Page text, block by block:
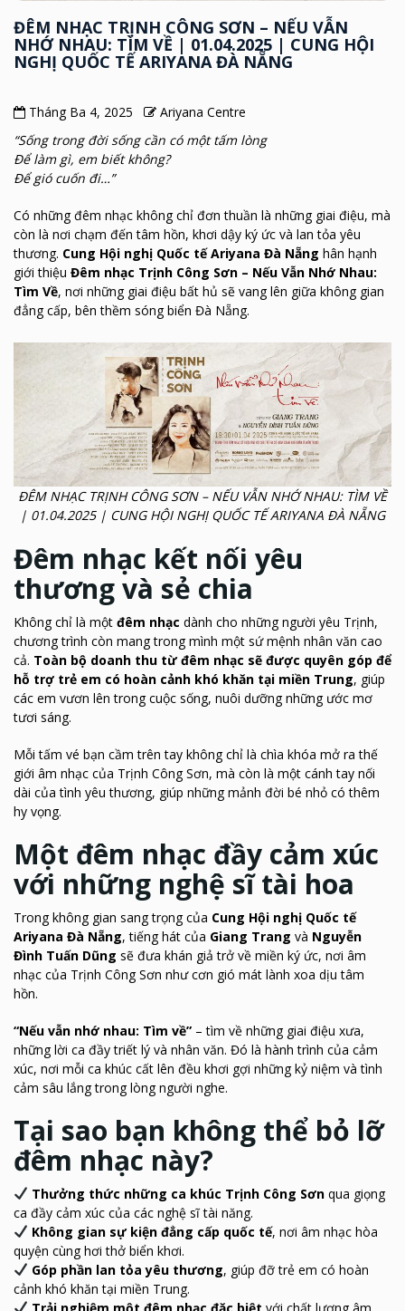
ĐÊM NHẠC TRỊNH CÔNG SƠN – NẾU VẪN
NHỚ NHAU: TÌM VỀ | 01.04.2025 | CUNG HỘI
NGHỊ QUỐC TẾ ARIYANA ĐÀ NẴNG
Tháng Ba 4, 2025
Ariyana Centre
“Sống trong đời sống cần có một tấm lòng
Để làm gì, em biết không?
Để gió cuốn đi…”
Có những đêm nhạc không chỉ đơn thuần là những giai điệu, mà
còn là nơi chạm đến tâm hồn, khơi dậy ký ức và lan tỏa yêu
thương. Cung Hội nghị Quốc tế Ariyana Đà Nẵng hân hạnh
giới thiệu Đêm nhạc Trịnh Công Sơn – Nếu Vẫn Nhớ Nhau:
Tìm Về, nơi những giai điệu bất hủ sẽ vang lên giữa không gian
đẳng cấp, bên thềm sóng biển Đà Nẵng.
ĐÊM NHẠC TRỊNH CÔNG SƠN – NẾU VẪN NHỚ NHAU: TÌM VỀ
| 01.04.2025 | CUNG HỘI NGHỊ QUỐC TẾ ARIYANA ĐÀ NẴNG
Đêm nhạc kết nối yêu
thương và sẻ chia
Không chỉ là một đêm nhạc dành cho những người yêu Trịnh,
chương trình còn mang trong mình một sứ mệnh nhân văn cao
cả. Toàn bộ doanh thu từ đêm nhạc sẽ được quyên góp để
hỗ trợ trẻ em có hoàn cảnh khó khăn tại miền Trung, giúp
các em vươn lên trong cuộc sống, nuôi dưỡng những ước mơ
tươi sáng.
Mỗi tấm vé bạn cầm trên tay không chỉ là chìa khóa mở ra thế
giới âm nhạc của Trịnh Công Sơn, mà còn là một cánh tay nối
dài của tình yêu thương, giúp những mảnh đời bé nhỏ có thêm
hy vọng.
Một đêm nhạc đầy cảm xúc
với những nghệ sĩ tài hoa
Trong không gian sang trọng của Cung Hội nghị Quốc tế
Ariyana Đà Nẵng, tiếng hát của Giang Trang và Nguyễn
Đình Tuấn Dũng sẽ đưa khán giả trở về miền ký ức, nơi âm
nhạc của Trịnh Công Sơn như cơn gió mát lành xoa dịu tâm
hồn.
“Nếu vẫn nhớ nhau: Tìm về” – tìm về những giai điệu xưa,
những lời ca đầy triết lý và nhân văn. Đó là hành trình của cảm
xúc, nơi mỗi ca khúc cất lên đều khơi gợi những kỷ niệm và tình
cảm sâu lắng trong lòng người nghe.
Tại sao bạn không thể bỏ lỡ
đêm nhạc này?
Thưởng thức những ca khúc Trịnh Công Sơnqua giọng
ca đầy cảm xúc của các nghệ sĩ tài năng.
Không gian sự kiện đẳng cấp quốc tế, nơi âm nhạc hòa
quyện cùng hơi thở biển khơi.
Góp phần lan tỏa yêu thương, giúp đỡ trẻ em có hoàn
cảnh khó khăn tại miền Trung.
Trải nghiệm một đêm nhạc đặc biệt với chất lượng âm